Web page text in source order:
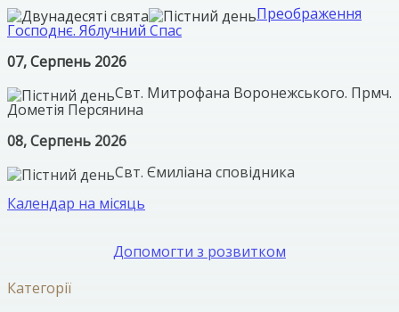
Преображення
Господнє. Яблучний Спас
07, Серпень 2026
Свт. Митрофана Воронежського. Прмч.
Дометія Персянина
08, Серпень 2026
Свт. Ємиліана сповідника
Календар на місяць
Допомогти з розвитком
Категорії